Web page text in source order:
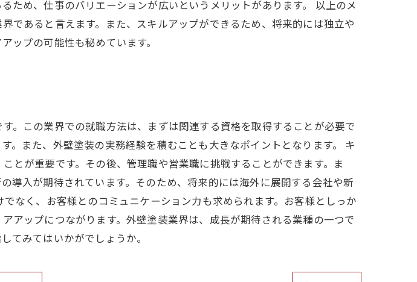
ため、仕事のバリエーションが広いというメリットがあります。 以上のメ
であると言えます。また、スキルアップができるため、将来的には独立や
ップの可能性も秘めています。
。この業界での就職方法は、まずは関連する資格を取得することが必要で
。また、外壁塗装の実務経験を積むことも大きなポイントとなります。 キ
とが重要です。その後、管理職や営業職に挑戦することができます。ま
導入が期待されています。そのため、将来的には海外に展開する会社や新
なく、お客様とのコミュニケーション力も求められます。お客様としっか
アップにつながります。外壁塗装業界は、成長が期待される業種の一つで
てみてはいかがでしょうか。